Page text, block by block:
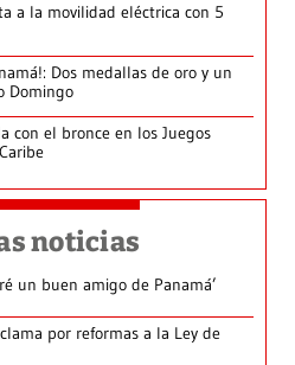
a la movilidad eléctrica con 5
Dos medallas de oro y un
Domingo
con el bronce en los Juegos
noticias
un buen amigo de Panamá’
por reformas a la Ley de